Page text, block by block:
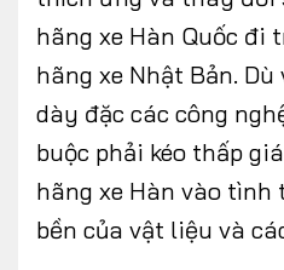
hãng xe Hàn Quốc đi
hãng xe Nhật Bản.
dày đặc các công
buộc phải kéo thấp
hãng xe Hàn vào tình
bền của vật liệu và